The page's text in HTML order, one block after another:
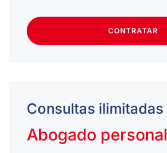
CONTRATAR
Consultas ilimitadas
Abogado personal